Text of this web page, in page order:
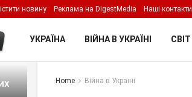
Filter новину Реклама на DigestMedia Наші контакти
УКРАЇНА ВІЙНА В УКРАЇНІ СВІТ
Home Війна в Україні